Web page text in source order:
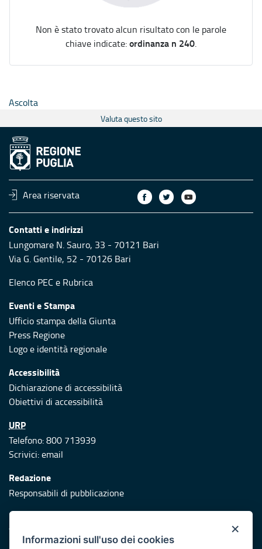
Non è stato trovato alcun risultato con le parole
chiave indicate:ordinanza n 240.
Ascolta
Valuta questo sito
Area riservata
Contatti e indirizzi
Lungomare N. Sauro, 33 - 70121 Bari
Via G. Gentile, 52 - 70126 Bari
Elenco PEC e Rubrica
Eventi e Stampa
Ufficio stampa della Giunta
Press Regione
Logo e identità regionale
Accessibilità
Dichiarazione di accessibilità
Obiettivi di accessibilità
URP
Telefono: 800 713939
Scrivici:email
Redazione
Responsabili di pubblicazione
Protezione civile
Vai al sito di Protezione Civile Puglia
×
Informazioni sull'uso dei cookies